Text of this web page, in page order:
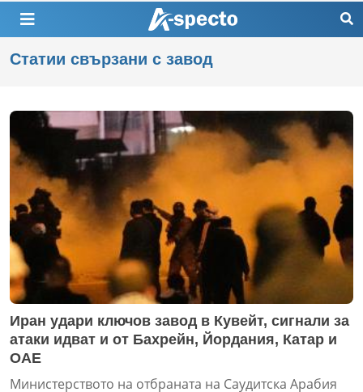
Статии свързани с завод
Иран удари ключов завод в Кувейт, сигнали за
атаки идват и от Бахрейн, Йордания, Катар и
ОАЕ
Министерството на отбраната на Саудитска Арабия